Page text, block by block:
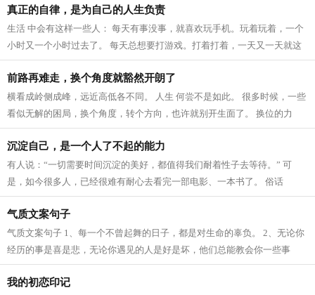
真正的自律，是为自己的人生负责
生活 中会有这样一些人： 每天有事没事，就喜欢玩手机。玩着玩着，一个
小时又一个小时过去了。 每天总想要打游戏。打着打着，一天又一天就这
样被耗费和虚掷掉了。 …… 许多时...
前路再难走，换个角度就豁然开朗了
横看成岭侧成峰，远近高低各不同。 人生 何尝不是如此。 很多时候，一些
看似无解的困局，换个角度，转个方向，也许就别开生面了。 换位的力
量，远比你想象要大得多。 换位，是...
沉淀自己，是一个人了不起的能力
有人说：“一切需要时间沉淀的美好，都值得我们耐着性子去等待。” 可
是，如今很多人，已经很难有耐心去看完一部电影、一本书了。 俗话
说：“心浮气躁者，一事无成。” 一个人...
气质文案句子
气质文案句子 1、每一个不曾起舞的日子，都是对生命的辜负。 2、无论你
经历的事是喜是悲，无论你遇见的人是好是坏，他们总能教会你一些事
理，然后助你成为一个更好的人。每个人...
我的初恋印记